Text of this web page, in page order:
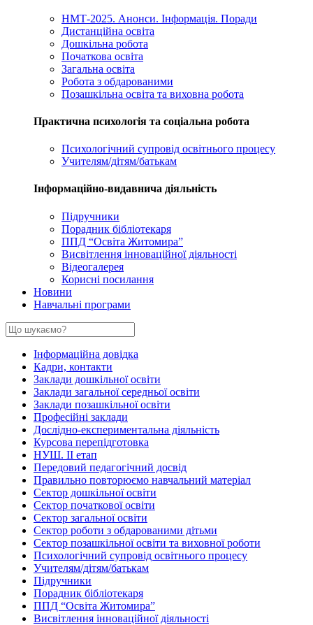
НМТ-2025. Анонси. Інформація. Поради
Дистанційна освіта
Дошкільна робота
Початкова освіта
Загальна освіта
Робота з обдарованими
Позашкільна освіта та виховна робота
Практична психологія та соціальна робота
Психологічний супровід освітнього процесу
Учителям/дітям/батькам
Інформаційно-видавнича діяльність
Підручники
Порадник бібліотекаря
ППД “Освіта Житомира”
Висвітлення інноваційної діяльності
Відеогалерея
Корисні посилання
Новини
Навчальні програми
Інформаційна довідка
Кадри, контакти
Заклади дошкільної освіти
Заклади загальної середньої освіти
Заклади позашкільної освіти
Професійні заклади
Дослідно-експериментальна діяльність
Курсова перепідготовка
НУШ. ІІ етап
Передовий педагогічний досвід
Правильно повторюємо навчальний матеріал
Сектор дошкільної освіти
Сектор початкової освіти
Сектор загальної освіти
Сектор роботи з обдарованими дітьми
Сектор позашкільної освіти та виховної роботи
Психологічний супровід освітнього процесу
Учителям/дітям/батькам
Підручники
Порадник бібліотекаря
ППД “Освіта Житомира”
Висвітлення інноваційної діяльності